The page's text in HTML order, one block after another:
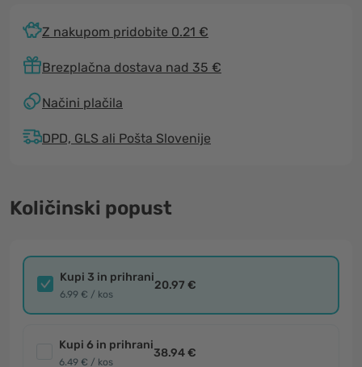
Z nakupom pridobite 0.21 €
Brezplačna dostava nad 35 €
Načini plačila
DPD, GLS ali Pošta Slovenije
Količinski popust
Kupi 3 in prihrani
6.99 € / kos
20.97 €
Kupi 6 in prihrani
6.49 € / kos
38.94 €